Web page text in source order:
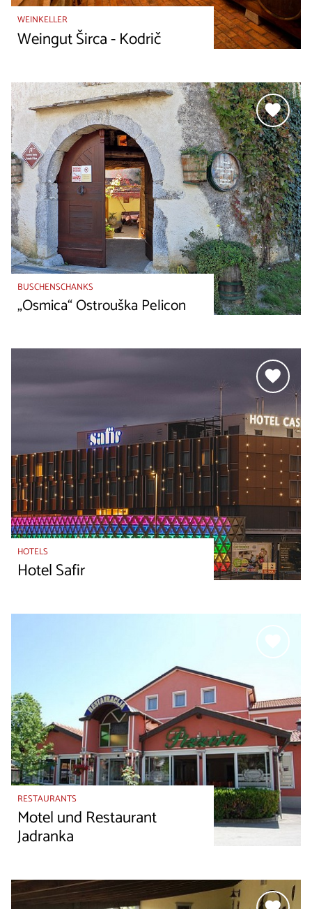
WEINKELLER
Weingut Širca - Kodrič
BUSCHENSCHANKS
„Osmica“ Ostrouška Pelicon
HOTELS
Hotel Safir
RESTAURANTS
Motel und Restaurant
Jadranka